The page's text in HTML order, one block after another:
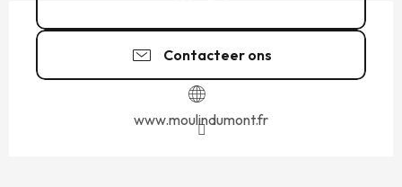
Contacteer ons
www.moulindumont.fr